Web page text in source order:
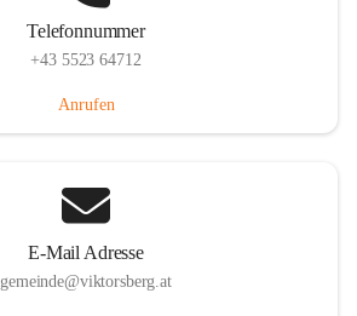
Telefonnummer
+43 5523 64712
Anrufen
E-Mail Adresse
gemeinde@viktorsberg.at